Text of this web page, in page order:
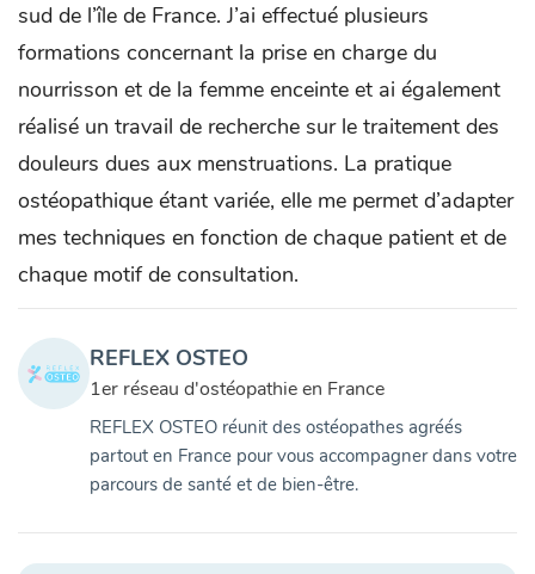
sud de l’île de France. J’ai effectué plusieurs
formations concernant la prise en charge du
nourrisson et de la femme enceinte et ai également
réalisé un travail de recherche sur le traitement des
douleurs dues aux menstruations. La pratique
ostéopathique étant variée, elle me permet d’adapter
mes techniques en fonction de chaque patient et de
chaque motif de consultation.
REFLEX OSTEO
1er réseau d'ostéopathie en France
REFLEX OSTEO réunit des ostéopathes agréés
partout en France pour vous accompagner dans votre
parcours de santé et de bien-être.